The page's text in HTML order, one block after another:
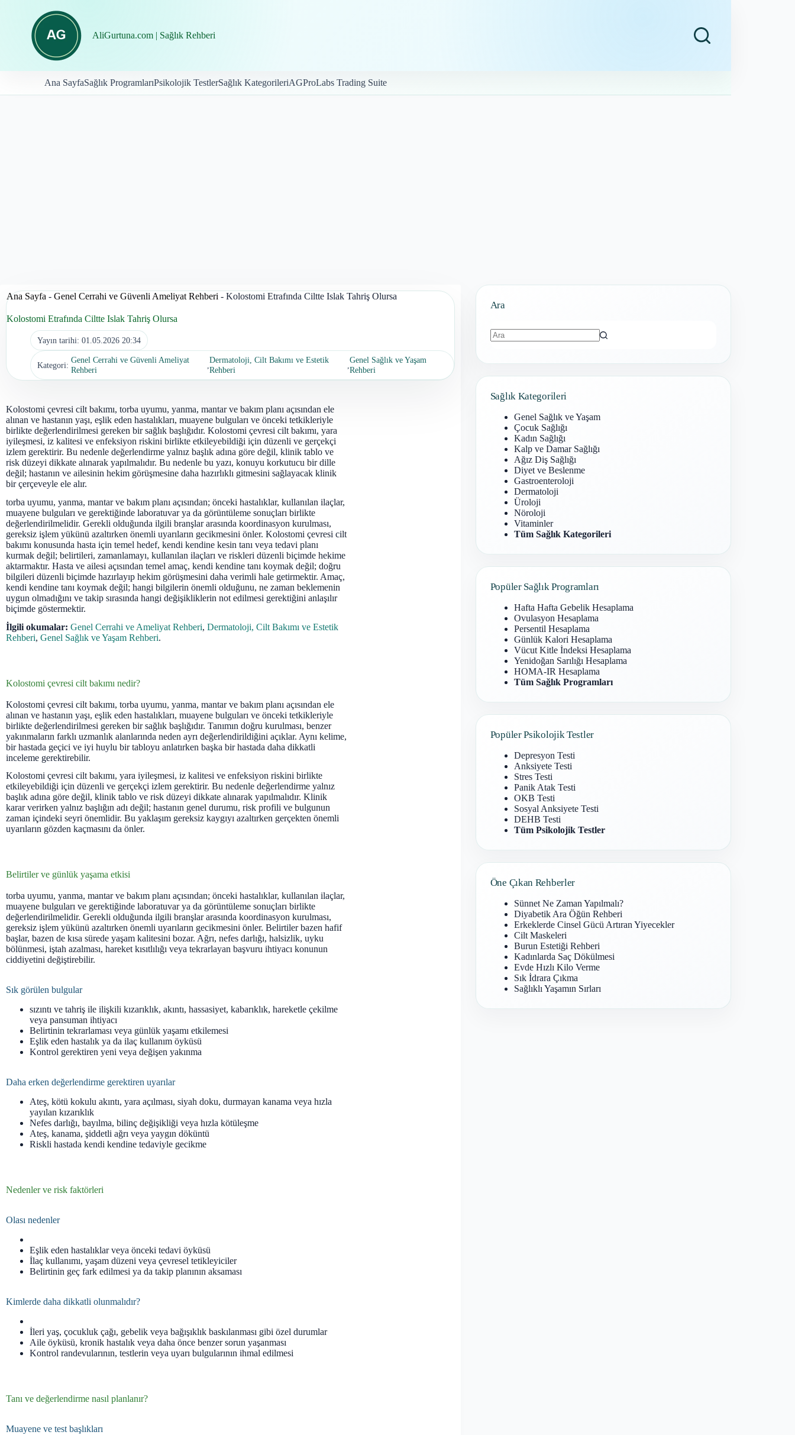
AliGurtuna.com | Sağlık Rehberi
Ana SayfaSağlık ProgramlarıPsikolojik TestlerSağlık KategorileriAGProLabs Trading Suite
Ana Sayfa - Genel Cerrahi ve Güvenli Ameliyat Rehberi - Kolostomi Etrafında Ciltte Islak Tahriş Olursa
Kolostomi Etrafında Ciltte Islak Tahriş Olursa
Yayın tarihi: 01.05.2026 20:34
Kategori:
Genel Cerrahi ve Güvenli Ameliyat
Rehberi
,
Dermatoloji, Cilt Bakımı ve Estetik
Rehberi
Genel Sağlık ve Yaşam
Rehberi
Kolostomi çevresi cilt bakımı, torba uyumu, yanma, mantar ve bakım planı açısından ele
alınan ve hastanın yaşı, eşlik eden hastalıkları, muayene bulguları ve önceki tetkikleriyle
birlikte değerlendirilmesi gereken bir sağlık başlığıdır. Kolostomi çevresi cilt bakımı, yara
iyileşmesi, iz kalitesi ve enfeksiyon riskini birlikte etkileyebildiği için düzenli ve gerçekçi
izlem gerektirir. Bu nedenle değerlendirme yalnız başlık adına göre değil, klinik tablo ve
risk düzeyi dikkate alınarak yapılmalıdır. Bu nedenle bu yazı, konuyu korkutucu bir dille
değil; hastanın ve ailesinin hekim görüşmesine daha hazırlıklı gitmesini sağlayacak klinik
bir çerçeveyle ele alır.
torba uyumu, yanma, mantar ve bakım planı açısından; önceki hastalıklar, kullanılan ilaçlar,
muayene bulguları ve gerektiğinde laboratuvar ya da görüntüleme sonuçları birlikte
değerlendirilmelidir. Gerekli olduğunda ilgili branşlar arasında koordinasyon kurulması,
gereksiz işlem yükünü azaltırken önemli uyarıların gecikmesini önler. Kolostomi çevresi cilt
bakımı konusunda hasta için temel hedef, kendi kendine kesin tanı veya tedavi planı
kurmak değil; belirtileri, zamanlamayı, kullanılan ilaçları ve riskleri düzenli biçimde hekime
aktarmaktır. Hasta ve ailesi açısından temel amaç, kendi kendine tanı koymak değil; doğru
bilgileri düzenli biçimde hazırlayıp hekim görüşmesini daha verimli hale getirmektir. Amaç,
kendi kendine tanı koymak değil; hangi bilgilerin önemli olduğunu, ne zaman beklemenin
uygun olmadığını ve takip sırasında hangi değişikliklerin not edilmesi gerektiğini anlaşılır
biçimde göstermektir.
İlgili okumalar: Genel Cerrahi ve Ameliyat Rehberi, Dermatoloji, Cilt Bakımı ve Estetik
Rehberi, Genel Sağlık ve Yaşam Rehberi.
Kolostomi çevresi cilt bakımı nedir?
Kolostomi çevresi cilt bakımı, torba uyumu, yanma, mantar ve bakım planı açısından ele
alınan ve hastanın yaşı, eşlik eden hastalıkları, muayene bulguları ve önceki tetkikleriyle
birlikte değerlendirilmesi gereken bir sağlık başlığıdır. Tanımın doğru kurulması, benzer
yakınmaların farklı uzmanlık alanlarında neden ayrı değerlendirildiğini açıklar. Aynı kelime,
bir hastada geçici ve iyi huylu bir tabloyu anlatırken başka bir hastada daha dikkatli
inceleme gerektirebilir.
Kolostomi çevresi cilt bakımı, yara iyileşmesi, iz kalitesi ve enfeksiyon riskini birlikte
etkileyebildiği için düzenli ve gerçekçi izlem gerektirir. Bu nedenle değerlendirme yalnız
başlık adına göre değil, klinik tablo ve risk düzeyi dikkate alınarak yapılmalıdır. Klinik
karar verirken yalnız başlığın adı değil; hastanın genel durumu, risk profili ve bulgunun
zaman içindeki seyri önemlidir. Bu yaklaşım gereksiz kaygıyı azaltırken gerçekten önemli
uyarıların gözden kaçmasını da önler.
Belirtiler ve günlük yaşama etkisi
torba uyumu, yanma, mantar ve bakım planı açısından; önceki hastalıklar, kullanılan ilaçlar,
muayene bulguları ve gerektiğinde laboratuvar ya da görüntüleme sonuçları birlikte
değerlendirilmelidir. Gerekli olduğunda ilgili branşlar arasında koordinasyon kurulması,
gereksiz işlem yükünü azaltırken önemli uyarıların gecikmesini önler. Belirtiler bazen hafif
başlar, bazen de kısa sürede yaşam kalitesini bozar. Ağrı, nefes darlığı, halsizlik, uyku
bölünmesi, iştah azalması, hareket kısıtlılığı veya tekrarlayan başvuru ihtiyacı konunun
ciddiyetini değiştirebilir.
Sık görülen bulgular
sızıntı ve tahriş ile ilişkili kızarıklık, akıntı, hassasiyet, kabarıklık, hareketle çekilme
veya pansuman ihtiyacı
Belirtinin tekrarlaması veya günlük yaşamı etkilemesi
Eşlik eden hastalık ya da ilaç kullanım öyküsü
Kontrol gerektiren yeni veya değişen yakınma
Daha erken değerlendirme gerektiren uyarılar
Ateş, kötü kokulu akıntı, yara açılması, siyah doku, durmayan kanama veya hızla
yayılan kızarıklık
Nefes darlığı, bayılma, bilinç değişikliği veya hızla kötüleşme
Ateş, kanama, şiddetli ağrı veya yaygın döküntü
Riskli hastada kendi kendine tedaviyle gecikme
Nedenler ve risk faktörleri
Olası nedenler
Eşlik eden hastalıklar veya önceki tedavi öyküsü
İlaç kullanımı, yaşam düzeni veya çevresel tetikleyiciler
Belirtinin geç fark edilmesi ya da takip planının aksaması
Kimlerde daha dikkatli olunmalıdır?
İleri yaş, çocukluk çağı, gebelik veya bağışıklık baskılanması gibi özel durumlar
Aile öyküsü, kronik hastalık veya daha önce benzer sorun yaşanması
Kontrol randevularının, testlerin veya uyarı bulgularının ihmal edilmesi
Tanı ve değerlendirme nasıl planlanır?
Muayene ve test başlıkları
Ara
bulunamadı
Sağlık Kategorileri
Genel Sağlık ve Yaşam
Çocuk Sağlığı
Kadın Sağlığı
Kalp ve Damar Sağlığı
Ağız Diş Sağlığı
Diyet ve Beslenme
Gastroenteroloji
Dermatoloji
Üroloji
Nöroloji
Vitaminler
Tüm Sağlık Kategorileri
Popüler Sağlık Programları
Hafta Hafta Gebelik Hesaplama
Ovulasyon Hesaplama
Persentil Hesaplama
Günlük Kalori Hesaplama
Vücut Kitle İndeksi Hesaplama
Yenidoğan Sarılığı Hesaplama
HOMA-IR Hesaplama
Tüm Sağlık Programları
Popüler Psikolojik Testler
Depresyon Testi
Anksiyete Testi
Stres Testi
Panik Atak Testi
OKB Testi
Sosyal Anksiyete Testi
DEHB Testi
Tüm Psikolojik Testler
Öne Çıkan Rehberler
Sünnet Ne Zaman Yapılmalı?
Diyabetik Ara Öğün Rehberi
Erkeklerde Cinsel Gücü Artıran Yiyecekler
Cilt Maskeleri
Burun Estetiği Rehberi
Kadınlarda Saç Dökülmesi
Evde Hızlı Kilo Verme
Sık İdrara Çıkma
Sağlıklı Yaşamın Sırları